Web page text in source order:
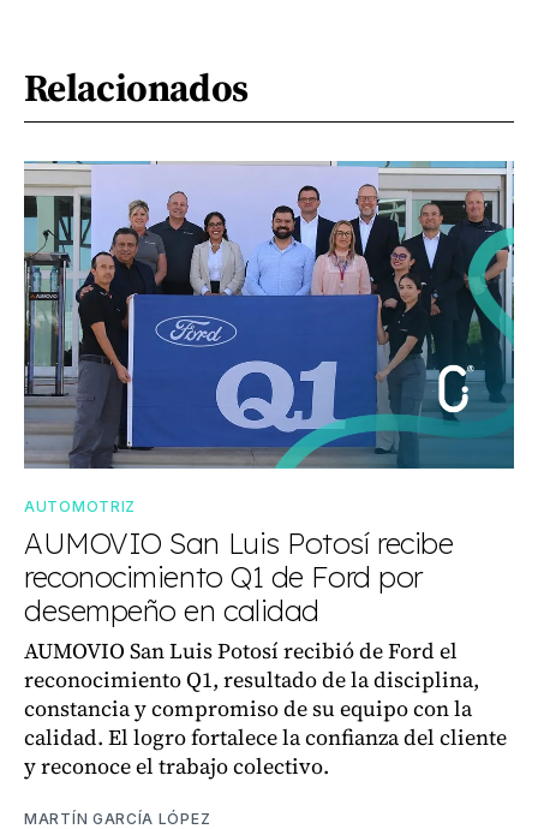
Relacionados
AUTOMOTRIZ
AUMOVIO San Luis Potosí recibe
reconocimiento Q1 de Ford por
desempeño en calidad
AUMOVIO San Luis Potosí recibió de Ford el
reconocimiento Q1, resultado de la disciplina,
constancia y compromiso de su equipo con la
calidad. El logro fortalece la confianza del cliente
y reconoce el trabajo colectivo.
MARTÍN GARCÍA LÓPEZ